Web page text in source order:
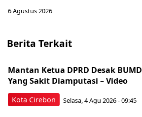
6 Agustus 2026
Berita Terkait
Kota Cirebon
Mantan Ketua DPRD Desak BUMD
Yang Sakit Diamputasi – Video
Selasa, 4 Agu 2026 - 09:45